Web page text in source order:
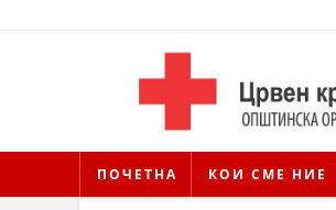
ПОЧЕТНА КОИ СМЕ НИЕ